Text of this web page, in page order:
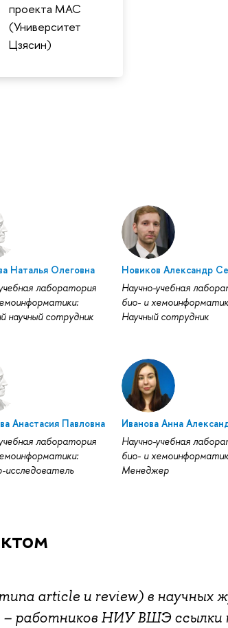
проекта МАС
(Университет
Цзясин)
Наталья Олеговна
лаборатория
научный сотрудник
Новиков Александр
Научно-учебная
био- и
Научный сотрудник
Анастасия Павловна
лаборатория
Иванова Анна
Научно-учебная
био- и
Менеджер
article и review) в научных
– работников НИУ ВШЭ ссылки